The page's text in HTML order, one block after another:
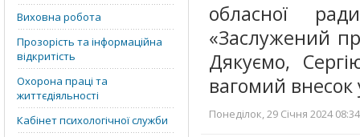
Виховна робота
Прозорість та інформаційна
відкритість
Охорона праці та
життєдіяльності
Кабінет психологічної служби
обласної
«Заслужений
Дякуємо,
вагомий внесок
Понеділок, 29 Січня 2024